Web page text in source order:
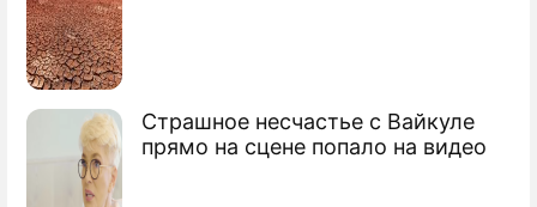
Страшное несчастье с Вайкуле
прямо на сцене попало на видео
Японцы смогут ездить на Курилы без
виз
Сюжеты
Борьба за Курильские острова